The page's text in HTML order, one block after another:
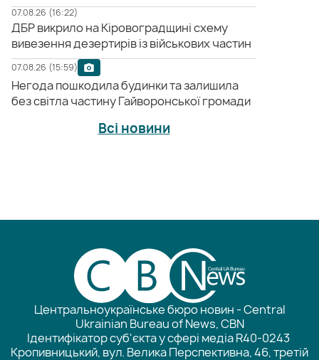
07.08.26 (16:22)
ДБР викрило на Кіровоградщині схему
вивезення дезертирів із військових частин
07.08.26 (15:59)
Негода пошкодила будинки та залишила
без світла частину Гайворонської громади
Всі новини
Центральноукраїнське бюро новин - Central
Ukrainian Bureau of News, CBN
Ідентифікатор суб'єкта у сфері медіа R40-0243
Кропивницький, вул. Велика Перспективна, 46, третій